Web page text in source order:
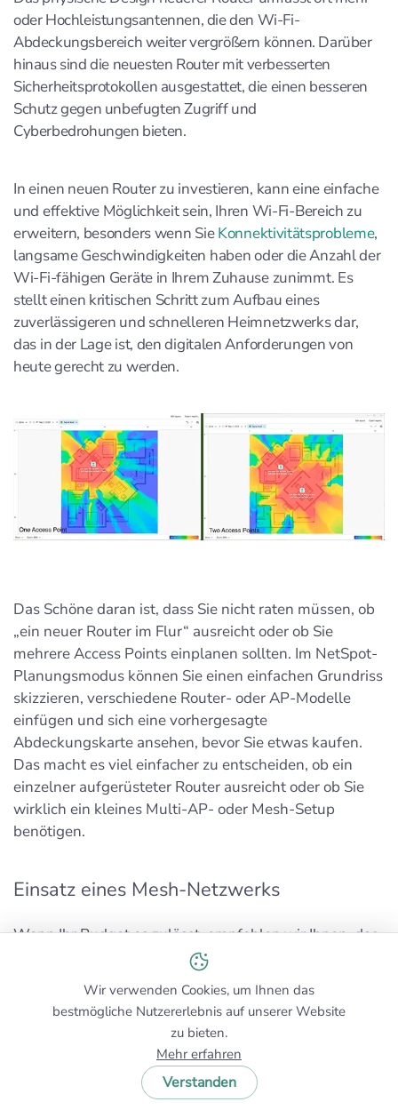
oder Hochleistungsantennen, die den Wi-Fi-
Abdeckungsbereich weiter vergrößern können. Darüber
hinaus sind die neuesten Router mit verbesserten
Sicherheitsprotokollen ausgestattet, die einen besseren
Schutz gegen unbefugten Zugriff und
Cyberbedrohungen bieten.
In einen neuen Router zu investieren, kann eine einfache
und effektive Möglichkeit sein, Ihren Wi-Fi-Bereich zu
erweitern, besonders wenn SieKonnektivitätsprobleme,
langsame Geschwindigkeiten haben oder die Anzahl der
Wi-Fi-fähigen Geräte in Ihrem Zuhause zunimmt. Es
stellt einen kritischen Schritt zum Aufbau eines
zuverlässigeren und schnelleren Heimnetzwerks dar,
das in der Lage ist, den digitalen Anforderungen von
heute gerecht zu werden.
Das Schöne daran ist, dass Sie nicht raten müssen, ob
„ein neuer Router im Flur“ ausreicht oder ob Sie
mehrere Access Points einplanen sollten. Im NetSpot-
Planungsmodus können Sie einen einfachen Grundriss
skizzieren, verschiedene Router- oder AP-Modelle
einfügen und sich eine vorhergesagte
Abdeckungskarte ansehen, bevor Sie etwas kaufen.
Das macht es viel einfacher zu entscheiden, ob ein
einzelner aufgerüsteter Router ausreicht oder ob Sie
wirklich ein kleines Multi-AP- oder Mesh-Setup
benötigen.
Einsatz eines Mesh-Netzwerks
Wenn Ihr Budget es zulässt, empfehlen wir Ihnen, das
WiFi in Ihrem Haus zu erweitern, indem Sie Ihren
um ein sogenanntesMesh-Netzwerkzu erstellen.
besteht aus zwei oder mehr WiFi-
Zugangspunkten, die üblicherweise als Knoten
bezeichnet werden, welche gemeinsam ein großes
Wir verwenden Cookies, um Ihnen das
bestmögliche Nutzererlebnis auf unserer Website
zu bieten.
Mehr erfahren
Verstanden